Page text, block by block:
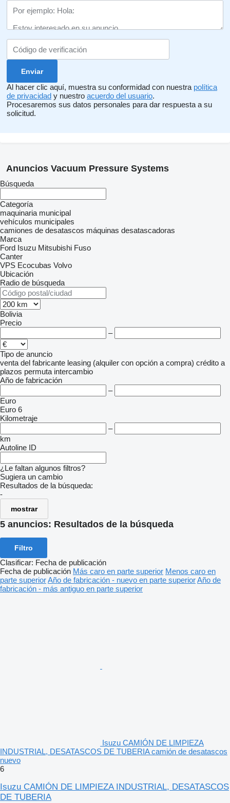
Al hacer clic aquí, muestra su conformidad con nuestra política
de privacidad y nuestro acuerdo del usuario.
Procesaremos sus datos personales para dar respuesta a su
solicitud.
Anuncios Vacuum Pressure Systems
Búsqueda
Categoría
maquinaria municipal
vehículos municipales
camiones de desatascos máquinas desatascadoras
Marca
Ford Isuzu Mitsubishi Fuso
Canter
VPS Ecocubas Volvo
Ubicación
Radio de búsqueda
Bolivia
Precio
–
Tipo de anuncio
venta del fabricante leasing (alquiler con opción a compra) crédito a
plazos permuta intercambio
Año de fabricación
–
Euro
Euro 6
Kilometraje
–
km
Autoline ID
¿Le faltan algunos filtros?
Sugiera un cambio
Resultados de la búsqueda:
-
mostrar
5 anuncios: Resultados de la búsqueda
Filtro
Clasificar: Fecha de publicación
Fecha de publicación Más caro en parte superior Menos caro en
parte superiorAño de fabricación - nuevo en parte superiorAño de
fabricación - más antiguo en parte superior
Isuzu CAMIÓN DE LIMPIEZA
INDUSTRIAL, DESATASCOS DE TUBERIA camión de desatascos
nuevo
6
Isuzu CAMIÓN DE LIMPIEZA INDUSTRIAL, DESATASCOS
DE TUBERIA